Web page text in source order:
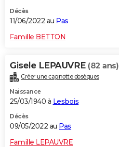
Décès
11/06/2022 au Pas
Famille BETTON
Gisele LEPAUVRE (82 ans)
Créer une cagnotte obsèques
Naissance
25/03/1940 à Lesbois
Décès
09/05/2022 au Pas
Famille LEPAUVRE